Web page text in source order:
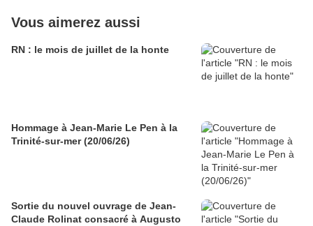
Vous aimerez aussi
RN : le mois de juillet de la honte
Hommage à Jean-Marie Le Pen à la
Trinité-sur-mer (20/06/26)
Sortie du nouvel ouvrage de Jean-
Claude Rolinat consacré à Augusto